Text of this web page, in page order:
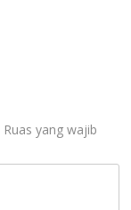
Ruas yang wajib